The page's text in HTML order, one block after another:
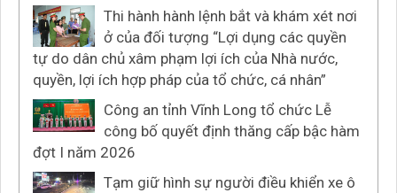
Thi hành hành lệnh bắt và khám xét nơi
ở của đối tượng “Lợi dụng các quyền
tự do dân chủ xâm phạm lợi ích của Nhà nước,
quyền, lợi ích hợp pháp của tổ chức, cá nhân”
Công an tỉnh Vĩnh Long tổ chức Lễ
công bố quyết định thăng cấp bậc hàm
đợt I năm 2026
Tạm giữ hình sự người điều khiển xe ô